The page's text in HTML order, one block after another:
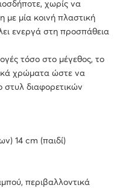
χωρίς να
με μία κοινή πλαστική
ενεργά στη προσπάθεια
τόσο στο μέγεθος, το
χρώματα ώστε να
στυλ διαφορετικών
14 cm (παιδί)
περιβαλλοντικά